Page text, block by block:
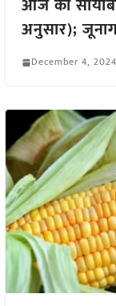
आज का
अनुसार);
December 4, 2024